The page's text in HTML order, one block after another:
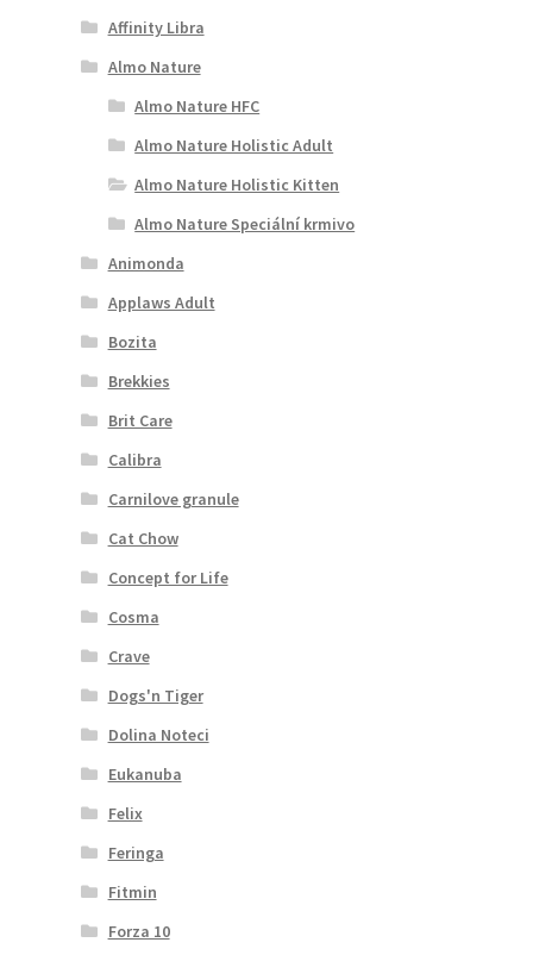
Affinity Libra
Almo Nature
Almo Nature HFC
Almo Nature Holistic Adult
Almo Nature Holistic Kitten
Almo Nature Speciální krmivo
Animonda
Applaws Adult
Bozita
Brekkies
Brit Care
Calibra
Carnilove granule
Cat Chow
Concept for Life
Cosma
Crave
Dogs'n Tiger
Dolina Noteci
Eukanuba
Felix
Feringa
Fitmin
Forza 10